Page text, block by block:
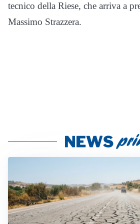
tecnico della Riese, che arriva a
Massimo Strazzera.